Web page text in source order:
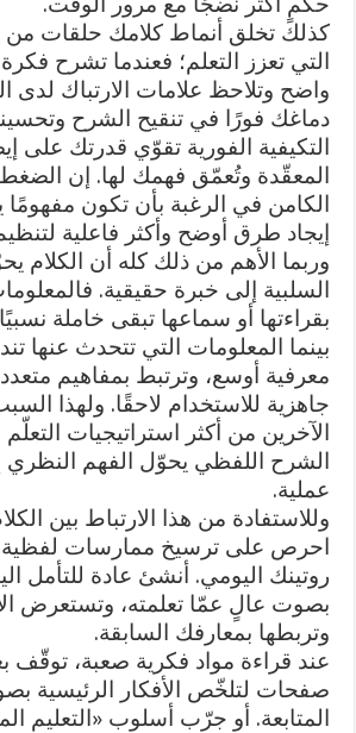
كذلك تخلق أنماط كلامك حلقات من
التي تعزز التعلم؛ فعندما تشرح
واضح وتلاحظ علامات الارتباك لدى
دماغك فورًا في تنقيح الشرح
التكيفية الفورية تقوّي قدرتك على
المعقّدة وتُعمّق فهمك لها. إن
الكامن في الرغبة بأن تكون
إيجاد طرق أوضح وأكثر فاعلية
وربما الأهم من ذلك كله أن الكلام
السلبية إلى خبرة حقيقية.
بقراءتها أو سماعها تبقى خاملة
بينما المعلومات التي تتحدث عنها
معرفية أوسع، وترتبط بمفاهيم
جاهزية للاستخدام لاحقًا. ولهذا
الآخرين من أكثر استراتيجيات
الشرح اللفظي يحوّل الفهم
عملية.
وللاستفادة من هذا الارتباط بين
احرص على ترسيخ ممارسات
روتينك اليومي. أنشئ عادة للتأمل
بصوت عالٍ عمّا تعلمته، وتستعرض
وتربطها بمعارفك السابقة.
عند قراءة مواد فكرية صعبة، توقّف
صفحات لتلخّص الأفكار الرئيسية
المتابعة. أو جرّب أسلوب «التعليم